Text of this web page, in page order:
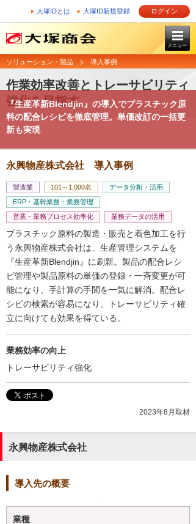
大塚IDとは 大塚ID新規登録 ログイン
メニュー
ソリューション・製品 導入事例
作業効率改善とトレーサビリティ
強化を目指す
『生産革新Blendjin』の導入でプラスチック原
料の配合レシピを徹底管理。単価改訂の一括更
新も実現
永興物産株式会社 導入事例
製造業 101～1,000名
データ分析・活用
ERP・基幹業務・業務管理
営業・業務プロセス効率化
業務データの活用
プラスチック原料の製造・販売と着色加工を行
う永興物産株式会社は、生産管理システムを
『生産革新Blendjin』に刷新。製品の配合レシ
ピ管理や製品原料の単価の登録・一斉変更が可
能になり、手計算の手間を一気に解消。配合レ
シピの検索が容易になり、トレーサビリティ確
立に向けても効果を得ている。
業務効率の向上
トレーサビリティ強化
2023年8月取材
永興物産株式会社
導入先の概要
業種